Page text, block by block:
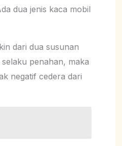
dua jenis kaca mobil
dari dua susunan
penahan, maka
negatif cedera dari